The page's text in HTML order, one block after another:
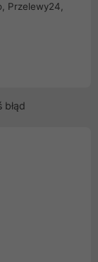
Przelewy24,
błąd